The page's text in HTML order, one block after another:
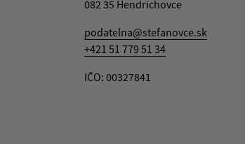
082 35 Hendrichovce
podatelna@stefanovce.sk
+421 51 779 51 34
IČO: 00327841